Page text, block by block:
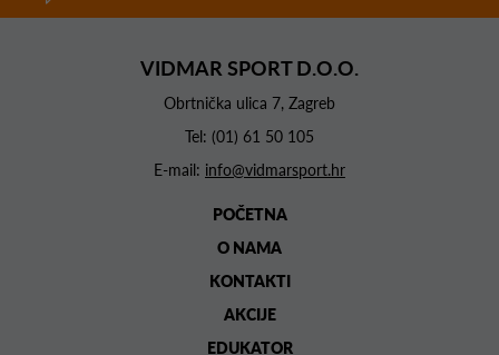
VIDMAR SPORT D.O.O.
Obrtnička ulica 7, Zagreb
Tel: (01) 61 50 105
E-mail: info@vidmarsport.hr
POČETNA
O NAMA
KONTAKTI
AKCIJE
EDUKATOR